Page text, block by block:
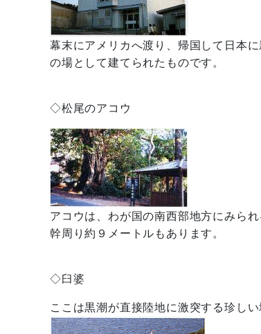
幕末にアメリカへ渡り、帰国して日本
の場として建てられたものです。
◇松尾のアコウ
アコウは、わが国の南西部地方にみら
幹周り約９メートルもあります。
◇臼婆
ここは黒潮が直接陸地に激突する珍し